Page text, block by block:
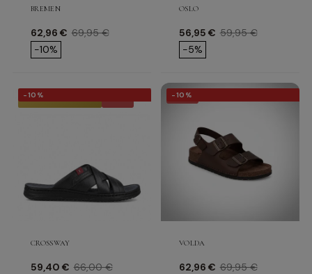
BREMEN
Precio
62,96 € Precio base
69,95 €
-10%
OSLO
Precio
56,95 € Precio base
59,95 €
-5%
-10%
CROSSWAY
Precio
59,40 € Precio base
66,00 €
★ TOP VENTAS -10%
VOLDA
Precio
62,96 € Precio base
69,95 €
-10%